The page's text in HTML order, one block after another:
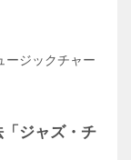
ジックチャー
ジャズ・チ